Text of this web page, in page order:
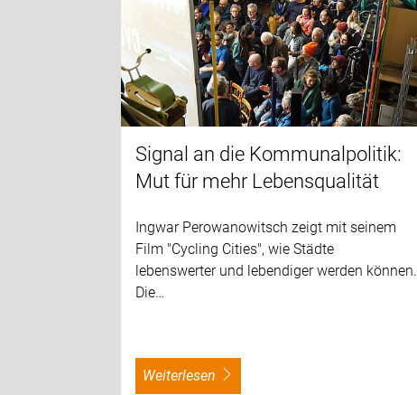
Signal an die Kommunalpolitik:
Mut für mehr Lebensqualität
Ingwar Perowanowitsch zeigt mit seinem
Film "Cycling Cities", wie Städte
lebenswerter und lebendiger werden können.
Die…
weiterlesen